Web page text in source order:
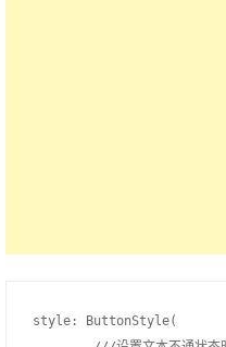
style: ButtonStyle(